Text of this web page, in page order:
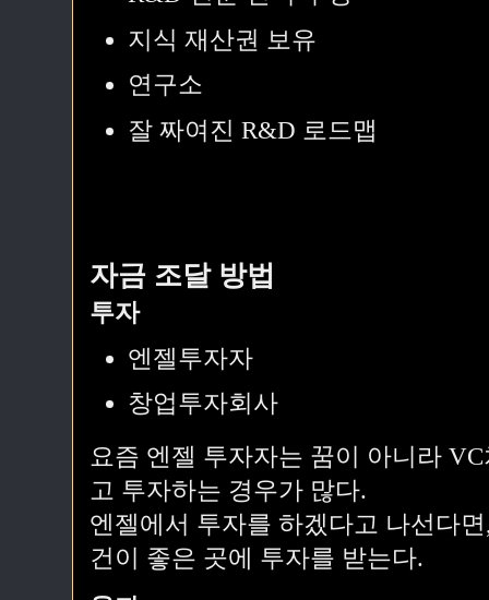
지식 재산권 보유
연구소
잘 짜여진 R&D 로드맵
자금 조달 방법
투자
엔젤투자자
창업투자회사
요즘 엔젤 투자자는 꿈이 아니라
고 투자하는 경우가 많다.
엔젤에서 투자를 하겠다고 나선다
건이 좋은 곳에 투자를 받는다.